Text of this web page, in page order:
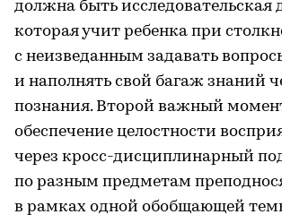
должна быть исследовательская
которая учит ребенка при
с неизведанным задавать
и наполнять свой багаж знаний
познания. Второй важный
обеспечение целостности
через кросс-дисциплинарный
по разным предметам
в рамках одной обобщающей